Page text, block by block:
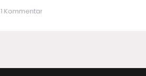
1 Kommentarzu